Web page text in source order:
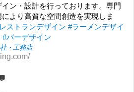
ン・設計を行っております。専門
より高質な空間創造を実現しま
ストランデザイン #ラーメンデザイ
#バーデザイン
・工務店